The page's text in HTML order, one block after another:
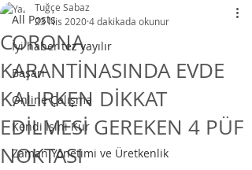
All Posts
İyi haber tez yayılır
Başarı
Online Çalışma
Kendi İşini Kur
Zaman Yönetimi ve Üretkenlik
CORONA
KARANTİNASINDA EVDE
KALIRKEN DİKKAT
EDİLMESİ GEREKEN 4 PÜF
NOKTASI
Tuğçe Sabaz
23 Nis 20204 dakikada okunur